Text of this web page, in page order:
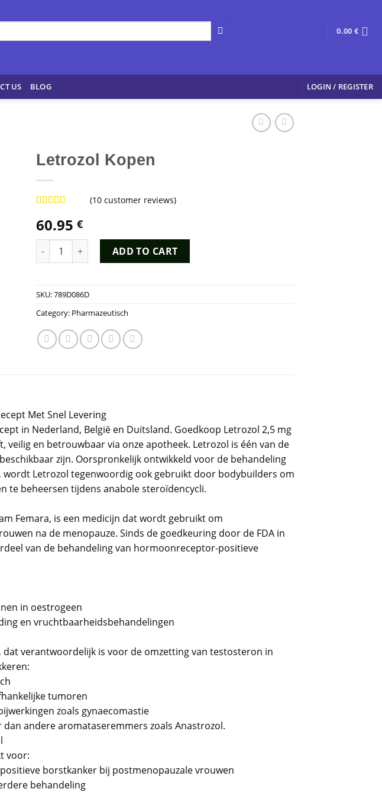
0.00 €
US BLOG LOGIN / REGISTER
Letrozol Kopen
out of 5
based on
customer
ratings
(10customer reviews)
60.95€
Letrozol Kopen quantityADD TO CART
SKU:789D086D
Category: Pharmazeutisch
Met Snel Levering
in Nederland, België en Duitsland. Goedkoop Letrozol 2,5 mg
en betrouwbaar via onze apotheek. Letrozol is één van de
zijn. Oorspronkelijk ontwikkeld voor de behandeling
Letrozol tegenwoordig ook gebruikt door bodybuilders om
te beheersen tijdens anabole steroïdencycli.
Femara, is een medicijn dat wordt gebruikt om
na de menopauze. Sinds de goedkeuring door de FDA in
van de behandeling van hormoonreceptor-positieve
in oestrogeen
en vruchtbaarheidsbehandelingen
verantwoordelijk is voor de omzetting van testosteron in
tumoren
zoals gynaecomastie
andere aromataseremmers zoals Anastrozol.
voor:
borstkanker bij postmenopauzale vrouwen
behandeling